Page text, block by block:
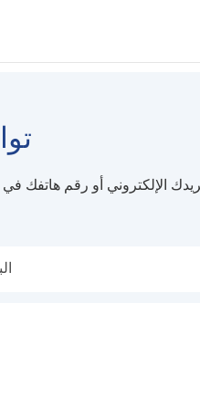
الإلكتروني أو رقم هاتفك